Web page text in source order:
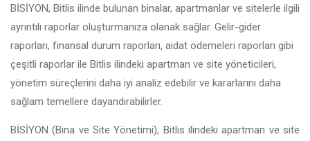
BİSİYON, Bitlis ilinde bulunan binalar, apartmanlar ve sitelerle ilgili
ayrıntılı raporlar oluşturmanıza olanak sağlar. Gelir-gider
raporları, finansal durum raporları, aidat ödemeleri raporları gibi
çeşitli raporlar ile Bitlis ilindeki apartman ve site yöneticileri,
yönetim süreçlerini daha iyi analiz edebilir ve kararlarını daha
sağlam temellere dayandırabilirler.
BİSİYON (Bina ve Site Yönetimi), Bitlis ilindeki apartman ve site